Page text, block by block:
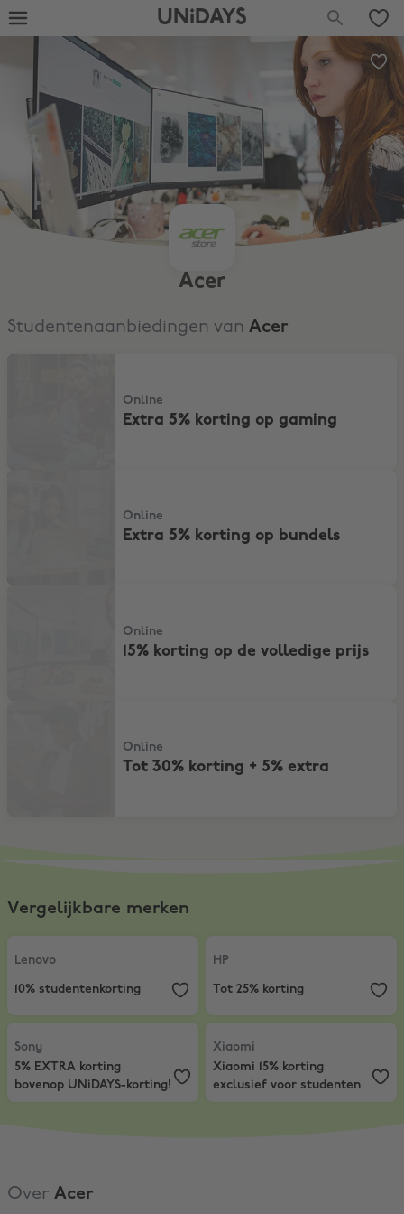
UNiDAYS
Acer
Studentenaanbiedingen van Acer
Online
Extra 5% korting op gaming
Online
Extra 5% korting op bundels
Online
15% korting op de volledige prijs
Online
Tot 30% korting + 5% extra
Vergelijkbare merken
Lenovo
Lenovo
10% studentenkorting
HP
HP
Tot 25% korting
Sony
5% EXTRA korting bovenop UNiDAYS-korting!
Sony
5% EXTRA korting
bovenop UNiDAYS-korting!
Xiaomi
Xiaomi 15% korting
Xiaomi
Xiaomi 15% korting
exclusief voor studenten
Over Acer